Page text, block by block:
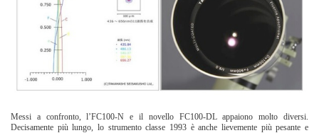
Messi a confronto, l’FC100-N e il novello FC100-DL appaiono molto diversi.
Decisamente più lungo, lo strumento classe 1993 è anche lievemente più pesante e